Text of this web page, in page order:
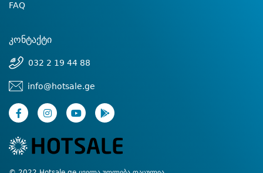
FAQ
კონტაქტი
032 2 19 44 88
info@hotsale.ge